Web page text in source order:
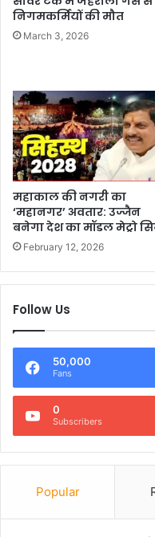
निगमकर्मियों की मौत
March 3, 2026
महाकाल की नगरी का
‘महानगर’ अवतार: उज्जैन
बनेगा देश का मॉडल मेट्रो
February 12, 2026
Follow Us
50,000
Fans
0
Subscribers
Popular